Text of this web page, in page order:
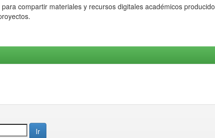
para compartir materiales y recursos digitales académicos